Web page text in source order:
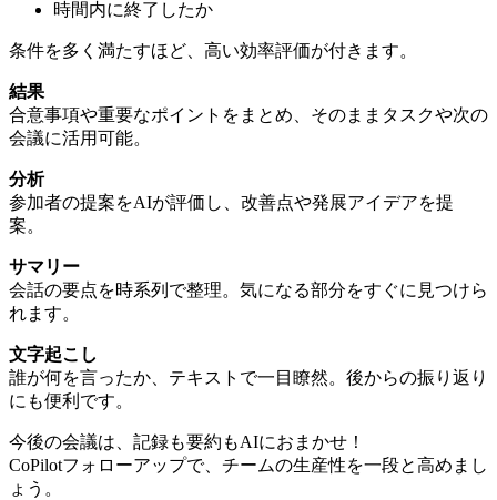
時間内に終了したか
条件を多く満たすほど、高い効率評価が付きます。
結果
合意事項や重要なポイントをまとめ、そのままタスクや次の
会議に活用可能。
分析
参加者の提案をAIが評価し、改善点や発展アイデアを提
案。
サマリー
会話の要点を時系列で整理。気になる部分をすぐに見つけら
れます。
文字起こし
誰が何を言ったか、テキストで一目瞭然。後からの振り返り
にも便利です。
今後の会議は、記録も要約もAIにおまかせ！
CoPilotフォローアップで、チームの生産性を一段と高めまし
ょう。